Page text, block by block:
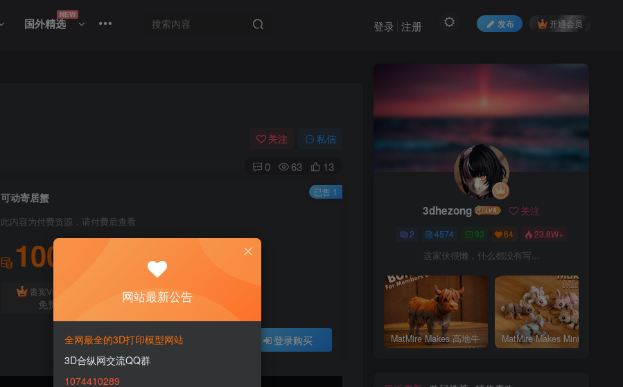
国外精选
NEW
发布 开通会员
登录 注册
关注 私信
0 63 13
可动寄居蟹
此内容为付费资源，请付费后查看
100
贵宾VIP会员
免费
体验会员免费
登录购买
已售 1
3dhezong 关注
2 4574 93 64 23.8W+
这家伙很懒，什么都没有写...
MatMire Makes 高地牛
3dhezong 关注
2 4574 93 64 23.8W+
这家伙很懒，什么都没有写...
MatMire Makes 高地牛
网站最新公告
全网最全的3D打印模型网站
3D合纵网交流QQ群
1074410289